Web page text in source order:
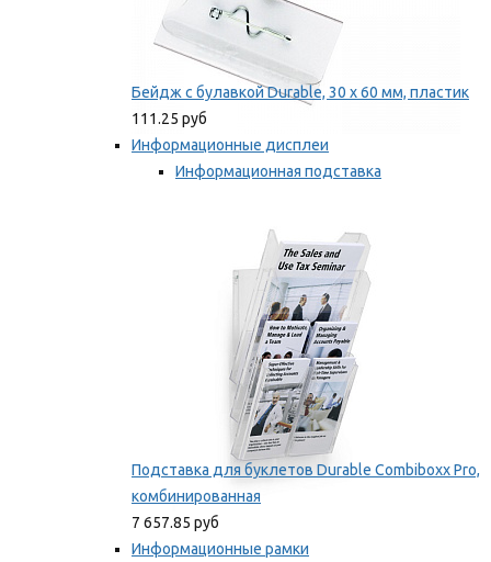
Бейдж с булавкой Durable, 30 х 60 мм, пластик
111.25 руб
Информационные дисплеи
Информационная подставка
Подставка для буклетов Durable Combiboxx Pro,
комбинированная
7 657.85 руб
Информационные рамки